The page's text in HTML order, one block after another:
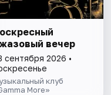
вечер
сентября 2026 •
клуб
More»